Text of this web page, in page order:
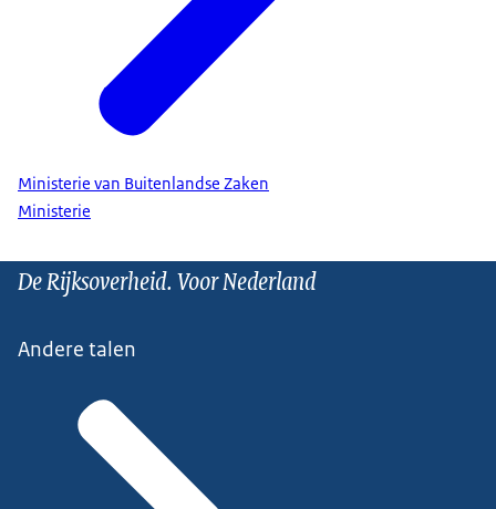
Ministerie van Buitenlandse Zaken
Ministerie
De Rijksoverheid. Voor Nederland
Andere talen